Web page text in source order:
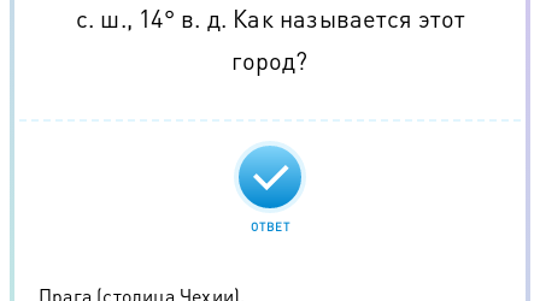
с. ш., 14° в. д. Как называется этот
город?
ОТВЕТ
Прага (столица Чехии).